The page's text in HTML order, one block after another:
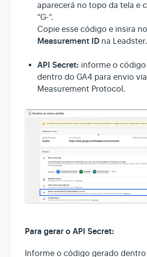
aparecerá no topo da tela e
“G-”.
Copie esse código e insira
Measurement ID na Leadster.
API Secret: informe o
dentro do GA4 para envio via
Measurement Protocol.
Para gerar o API Secret:
Informe o código gerado dentro